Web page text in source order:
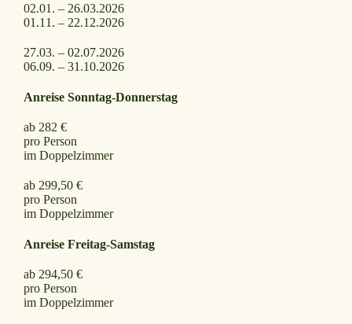
02.01. – 26.03.2026
01.11. – 22.12.2026
27.03. – 02.07.2026
06.09. – 31.10.2026
Anreise Sonntag-Donnerstag
ab 282 €
pro Person
im Doppelzimmer
ab 299,50 €
pro Person
im Doppelzimmer
Anreise Freitag-Samstag
ab 294,50 €
pro Person
im Doppelzimmer